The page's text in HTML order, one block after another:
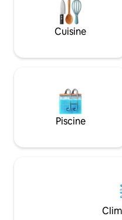
Bluetooth pour jouer de la
pendant que vous vous
vos projets. Wi-Fi haut
téléviseurs intelligents. Le
détendez sur le porche
Cuisine
Piscine